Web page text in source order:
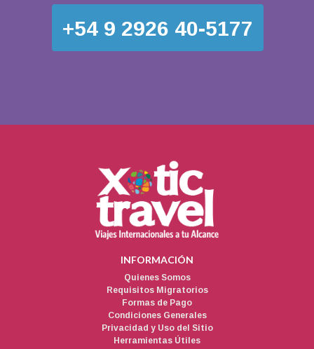
+54 9 2926 40-5177
INFORMACIÓN
Quienes Somos
Requisitos Migratorios
Formas de Pago
Condiciones Generales
Privacidad y Uso del Sitio
Herramientas Útiles